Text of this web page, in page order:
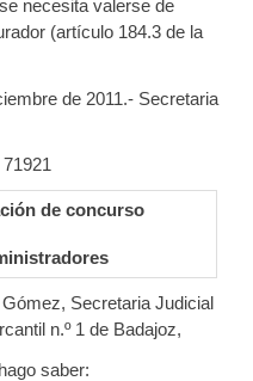
necesita valerse de
(artículo 184.3 de la
de 2011.- Secretaria
71921
de concurso
Secretaria Judicial
n.º 1 de Badajoz,
saber: